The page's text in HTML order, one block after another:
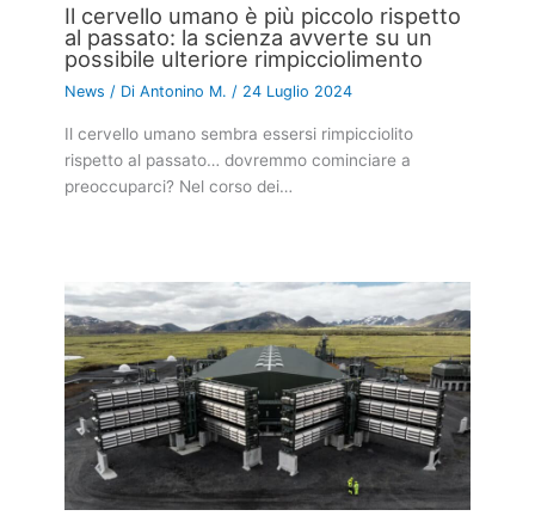
Il cervello umano è più piccolo rispetto
al passato: la scienza avverte su un
possibile ulteriore rimpicciolimento
News / DiAntonino M. / 24 Luglio 2024
Il cervello umano sembra essersi rimpicciolito
rispetto al passato… dovremmo cominciare a
preoccuparci? Nel corso dei…